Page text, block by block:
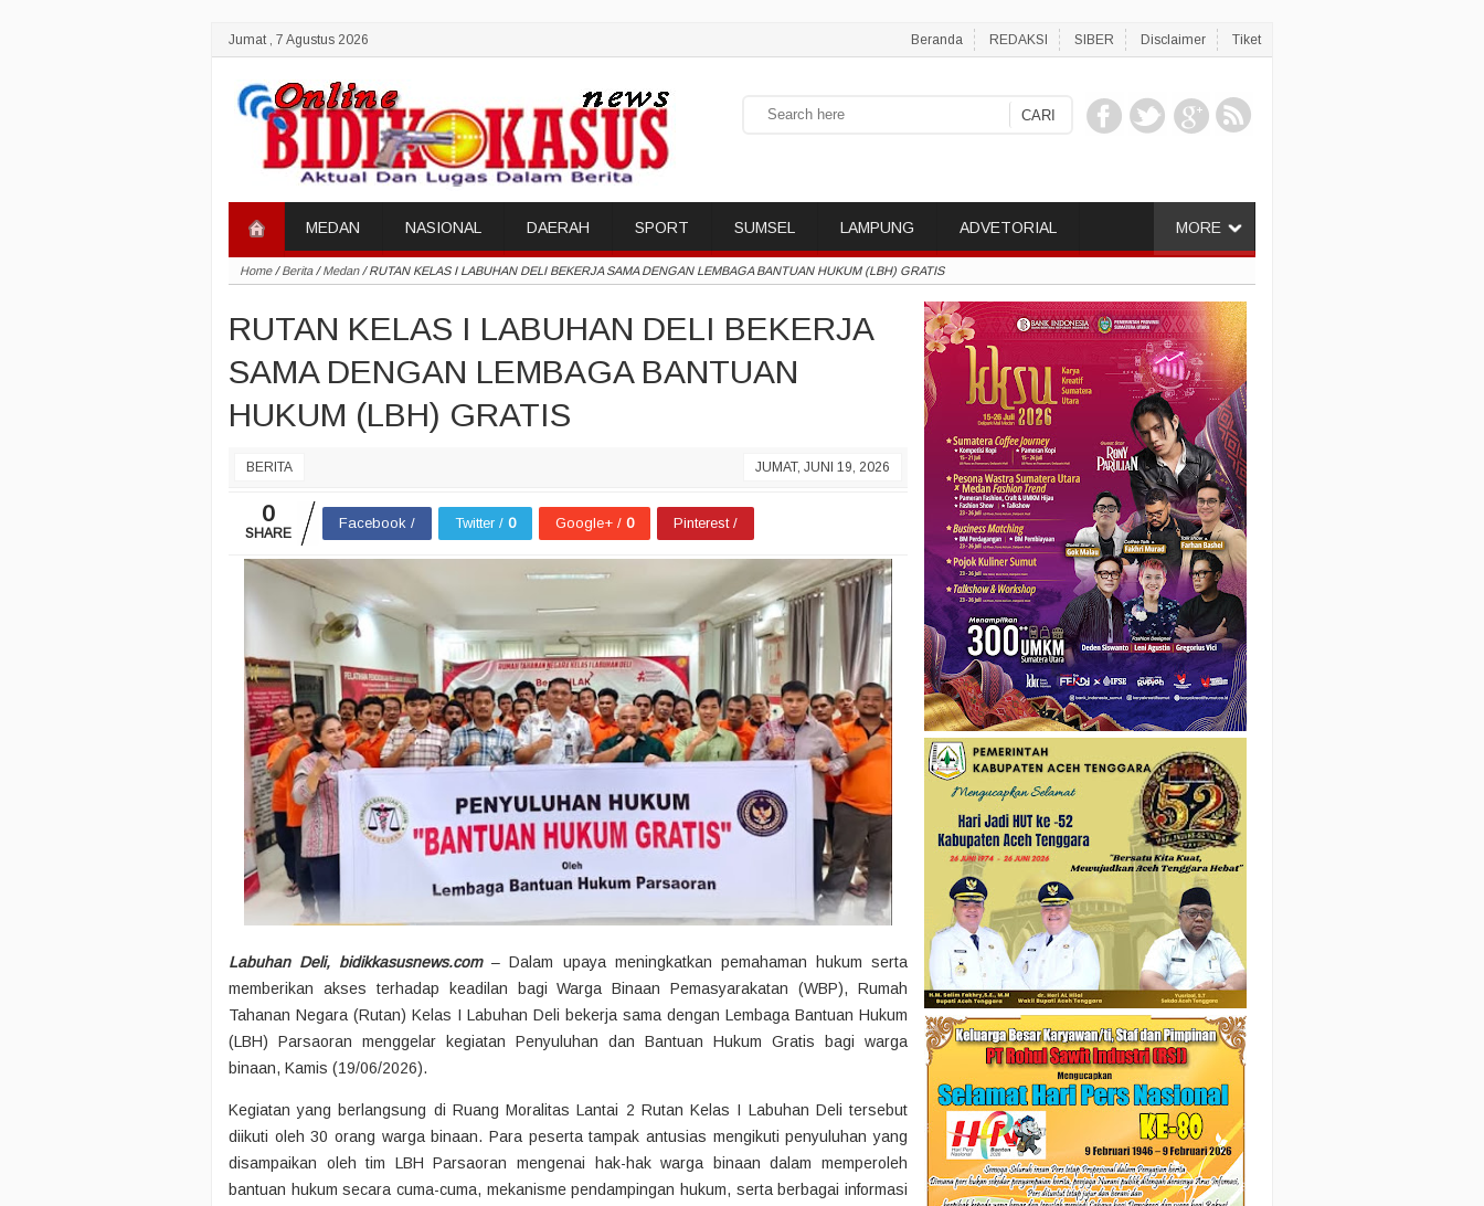
Jumat , 7 Agustus 2026 Beranda REDAKSI SIBER Disclaimer Tiket
MORE
MEDAN NASIONAL DAERAH SPORT SUMSEL LAMPUNG ADVETORIAL
Home/Berita/Medan/RUTAN KELAS I LABUHAN DELI BEKERJA SAMA DENGAN LEMBAGA BANTUAN HUKUM (LBH) GRATIS
RUTAN KELAS I LABUHAN DELI BEKERJA
SAMA DENGAN LEMBAGA BANTUAN
HUKUM (LBH) GRATIS
BERITA JUMAT, JUNI 19, 2026
0
SHARE
Facebook / Twitter / 0 Google+ / 0 Pinterest /
Labuhan Deli, bidikkasusnews.com– Dalam upaya meningkatkan pemahaman hukum serta
memberikan akses terhadap keadilan bagi Warga Binaan Pemasyarakatan (WBP), Rumah
Tahanan Negara (Rutan) Kelas I Labuhan Deli bekerja sama dengan Lembaga Bantuan Hukum
(LBH) Parsaoran menggelar kegiatan Penyuluhan dan Bantuan Hukum Gratis bagi warga
binaan, Kamis (19/06/2026).
Kegiatan yang berlangsung di Ruang Moralitas Lantai 2 Rutan Kelas I Labuhan Deli tersebut
diikuti oleh 30 orang warga binaan. Para peserta tampak antusias mengikuti penyuluhan yang
disampaikan oleh tim LBH Parsaoran mengenai hak-hak warga binaan dalam memperoleh
bantuan hukum secara cuma-cuma, mekanisme pendampingan hukum, serta berbagai informasi